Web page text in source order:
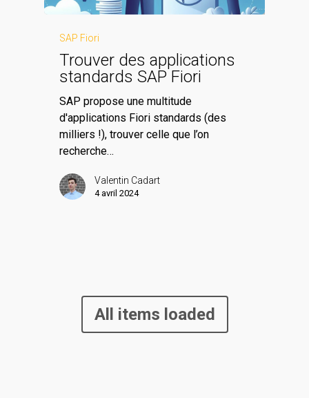
SAP Fiori
Trouver des applications
standards SAP Fiori
SAP propose une multitude
d'applications Fiori standards (des
milliers !), trouver celle que l’on
recherche…
Valentin Cadart
4 avril 2024